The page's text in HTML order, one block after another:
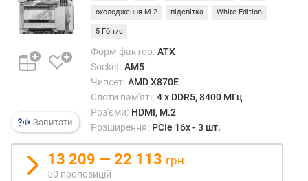
л
а
т
а
о
т
Запитати
охолодження M.2 підсвітка White Edition
5 Гбіт/с
Форм-фактор: ATX
Socket: AM5
Чипсет: AMD X870E
Слоти пам'яті: 4 х DDR5, 8400 МГц
Роз'єми: HDMI, M.2
Розширення: PCIe 16x - 3 шт.
13 209 — 22 113 грн.
50 пропозицій